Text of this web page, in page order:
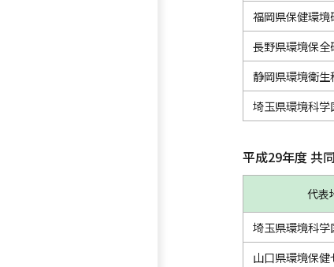
福岡県保健環境
長野県環境保全
静岡県環境衛生
埼玉県環境科学
平成29年度 共
代表
埼玉県環境科学
山口県環境保健